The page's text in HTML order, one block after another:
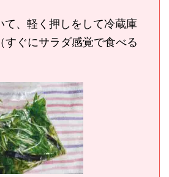
て、軽く押しをして冷蔵庫
すぐにサラダ感覚で食べる